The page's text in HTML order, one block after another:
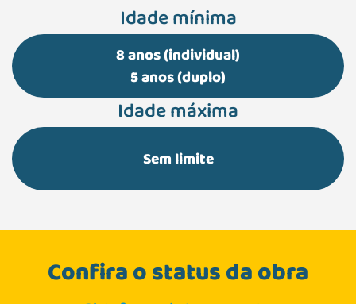
Idade mínima
8 anos (individual)
5 anos (duplo)
Idade máxima
Sem limite
Confira o status da obra